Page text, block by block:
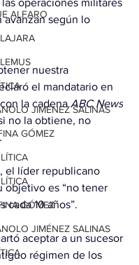
ALFARO
JIMÉNEZ SALINAS
GÓMEZ
GÓMEZ
JIMÉNEZ SALINAS
operaciones militares
avanzan según lo
nuestra
el mandatario en
la cadena ABC News
no la obtiene, no
el líder republicano
objetivo es “no tener
cada 10 años”.
aceptar a un sucesor
régimen de los